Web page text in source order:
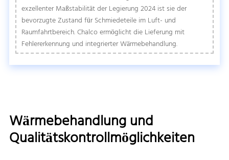
exzellenter Maßstabilität der Legierung 2024 ist sie der
bevorzugte Zustand für Schmiedeteile im Luft- und
Raumfahrtbereich. Chalco ermöglicht die Lieferung mit
Fehlererkennung und integrierter Wärmebehandlung.
Wärmebehandlung und
Qualitätskontrollmöglichkeiten